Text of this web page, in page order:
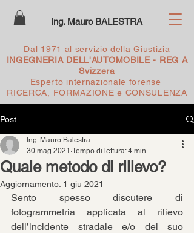
Ing. Mauro BALESTRA
Dal 1971 al servizio della Giustizia
INGEGNERIA DELL'AUTOMOBILE - REG A
Svizzera
Esperto internazionale forense
RICERCA, FORMAZIONE e CONSULENZA
Post
Quale metodo di rilievo?
Ing. Mauro Balestra
30 mag 2021 Tempo di lettura: 4 min
Aggiornamento: 1 giu 2021
Sento spesso discutere di
fotogrammetria applicata al rilievo
dell’incidente stradale e/o del suo